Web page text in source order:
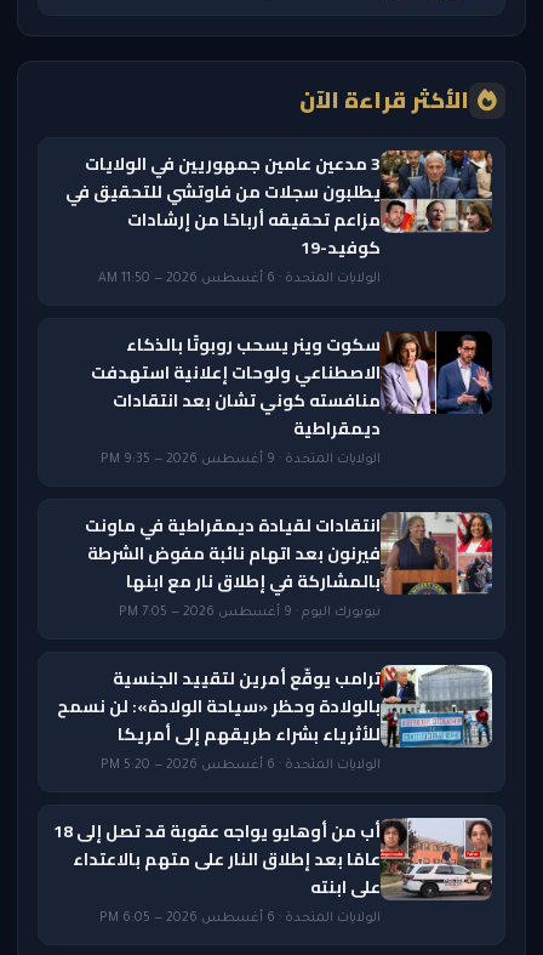
الأكثر قراءة الآن
3 مدعين عامين جمهوريين في الولايات
يطلبون سجلات من فاوتشي للتحقيق في
مزاعم تحقيقه أرباحًا من إرشادات
كوفيد-19
الولايات المتحدة · 6 أغسطس 2026 — 11:50 AM
سكوت وينر يسحب روبوتًا بالذكاء
الاصطناعي ولوحات إعلانية استهدفت
منافسته كوني تشان بعد انتقادات
ديمقراطية
الولايات المتحدة · 9 أغسطس 2026 — 9:35 PM
انتقادات لقيادة ديمقراطية في ماونت
فيرنون بعد اتهام نائبة مفوض الشرطة
بالمشاركة في إطلاق نار مع ابنها
نيويورك اليوم · 9 أغسطس 2026 — 7:05 PM
ترامب يوقّع أمرين لتقييد الجنسية
بالولادة وحظر «سياحة الولادة»: لن نسمح
للأثرياء بشراء طريقهم إلى أمريكا
الولايات المتحدة · 6 أغسطس 2026 — 5:20 PM
أب من أوهايو يواجه عقوبة قد تصل إلى 18
عامًا بعد إطلاق النار على متهم بالاعتداء
على ابنته
الولايات المتحدة · 6 أغسطس 2026 — 6:05 PM